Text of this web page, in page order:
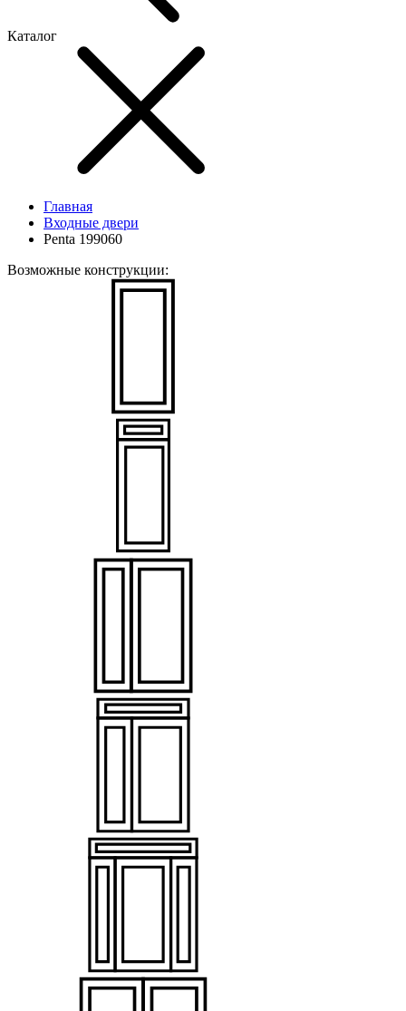
Каталог
Главная
Входные двери
Penta 199060
Возможные конструкции: